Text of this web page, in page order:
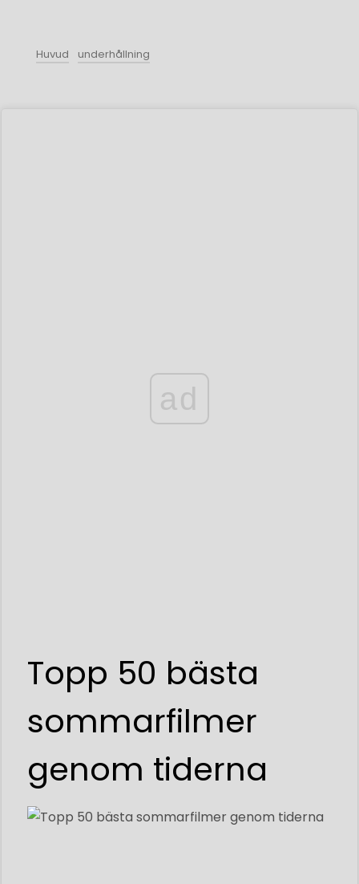
Huvud underhållning
ad
Topp 50 bästa
sommarfilmer
genom tiderna